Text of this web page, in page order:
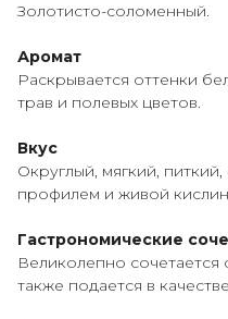
Золотисто-соломенный.
Аромат
Раскрывается оттенки
трав и полевых цветов.
Вкус
Округлый, мягкий,
профилем и живой
Гастрономические
Великолепно сочетается
также подается в